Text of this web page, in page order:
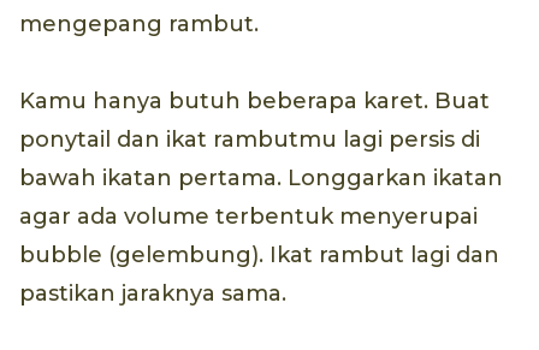
mengepang rambut.
Kamu hanya butuh beberapa karet. Buat
ponytail dan ikat rambutmu lagi persis di
bawah ikatan pertama. Longgarkan ikatan
agar ada volume terbentuk menyerupai
bubble (gelembung). Ikat rambut lagi dan
pastikan jaraknya sama.